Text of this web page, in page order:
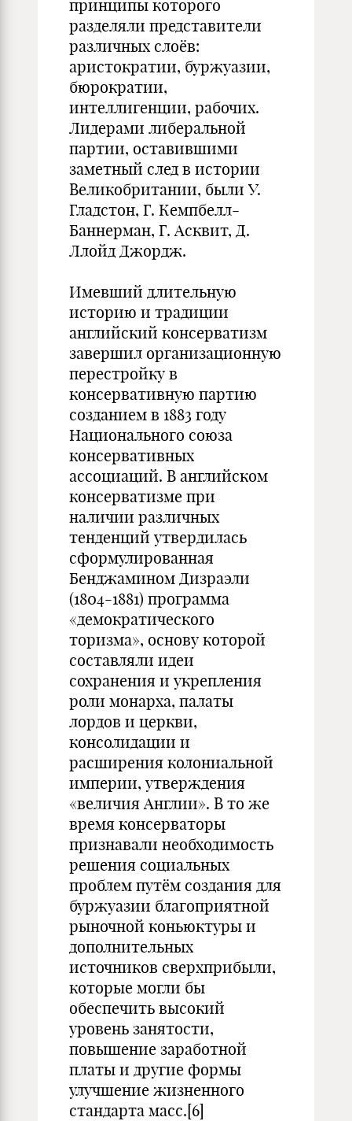
принципы которого
разделяли представители
различных слоёв:
аристократии, буржуазии,
бюрократии,
интеллигенции, рабочих.
Лидерами либеральной
партии, оставившими
заметный след в истории
Великобритании, были У.
Гладстон, Г. Кемпбелл-
Баннерман, Г. Асквит, Д.
Ллойд Джордж.
Имевший длительную
историю и традиции
английский консерватизм
завершил организационную
перестройку в
консервативную партию
созданием в 1883 году
Национального союза
консервативных
ассоциаций. В английском
консерватизме при
наличии различных
тенденций утвердилась
сформулированная
Бенджамином Дизраэли
(1804-1881) программа
«демократического
торизма», основу которой
составляли идеи
сохранения и укрепления
роли монарха, палаты
лордов и церкви,
консолидации и
расширения колониальной
империи, утверждения
«величия Англии». В то же
время консерваторы
признавали необходимость
решения социальных
проблем путём создания для
буржуазии благоприятной
рыночной коньюктуры и
дополнительных
источников сверхприбыли,
которые могли бы
обеспечить высокий
уровень занятости,
повышение заработной
платы и другие формы
улучшение жизненного
стандарта масс.[6]